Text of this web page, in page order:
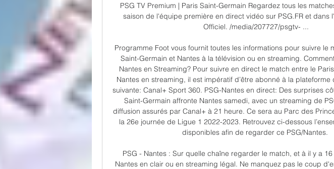
PSG TV Premium | Paris Saint-Germain Regardez tous les
saison de l'équipe première en direct vidéo sur PSG.FR et dans
Officiel. /media/207727/psgtv- ...
Programme Foot vous fournit toutes les informations pour suivre le
Saint-Germain et Nantes à la télévision ou en streaming.
Nantes en Streaming? Pour suivre en direct le match entre le
Nantes en streaming, il est impératif d’être abonné à la
suivante: Canal+ Sport 360. PSG-Nantes en direct: Des surprises
Saint-Germain affronte Nantes samedi, avec un streaming de
diffusion assurés par Canal+ à 21 heure. Ce sera au Parc des
la 26e journée de Ligue 1 2022-2023. Retrouvez ci-dessous
disponibles afin de regarder ce PSG/Nantes.
PSG - Nantes : Sur quelle chaîne regarder le match, et à il y a
Nantes en clair ou en streaming légal. Ne manquez pas le coup